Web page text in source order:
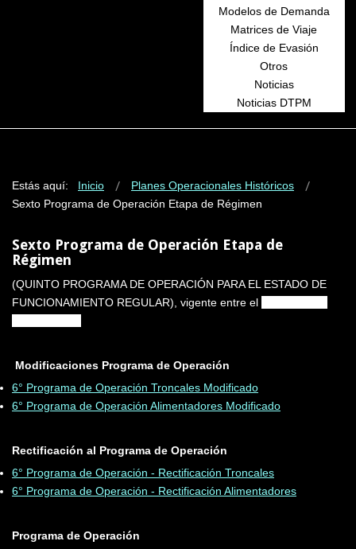
Modelos de Demanda
Matrices de Viaje
Índice de Evasión
Otros
Noticias
Noticias DTPM
Estás aquí: Inicio
Planes Operacionales Históricos
Sexto Programa de Operación Etapa de Régimen
Sexto Programa de Operación Etapa de
Régimen
(QUINTO PROGRAMA DE OPERACIÓN PARA EL ESTADO DE
FUNCIONAMIENTO REGULAR), vigente entre el
Modificaciones Programa de Operación
6° Programa de Operación Troncales Modificado
6° Programa de Operación Alimentadores Modificado
Rectificación al Programa de Operación
6° Programa de Operación - Rectificación Troncales
6° Programa de Operación - Rectificación Alimentadores
Programa de Operación